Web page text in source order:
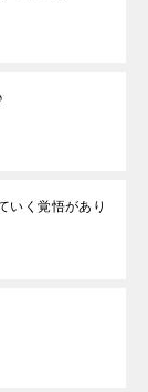
いく覚悟があり